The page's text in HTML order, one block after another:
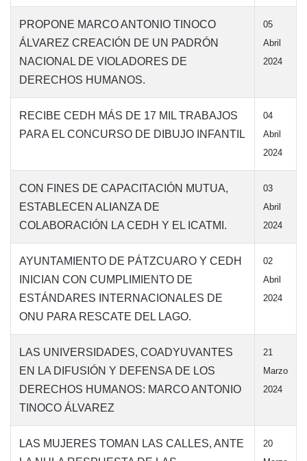
PROPONE MARCO ANTONIO TINOCO
ÁLVAREZ CREACIÓN DE UN PADRÓN
NACIONAL DE VIOLADORES DE
DERECHOS HUMANOS.
05
Abril
2024
RECIBE CEDH MÁS DE 17 MIL TRABAJOS
PARA EL CONCURSO DE DIBUJO INFANTIL
04
Abril
2024
CON FINES DE CAPACITACIÓN MUTUA,
ESTABLECEN ALIANZA DE
COLABORACIÓN LA CEDH Y EL ICATMI.
03
Abril
2024
AYUNTAMIENTO DE PÁTZCUARO Y CEDH
INICIAN CON CUMPLIMIENTO DE
ESTÁNDARES INTERNACIONALES DE
ONU PARA RESCATE DEL LAGO.
02
Abril
2024
LAS UNIVERSIDADES, COADYUVANTES
EN LA DIFUSIÓN Y DEFENSA DE LOS
DERECHOS HUMANOS: MARCO ANTONIO
TINOCO ÁLVAREZ
21
Marzo
2024
LAS MUJERES TOMAN LAS CALLES, ANTE
20